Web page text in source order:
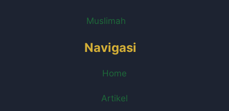
Muslimah
Navigasi
Home
Artikel